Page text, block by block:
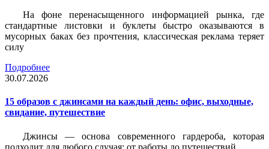
На фоне перенасыщенного информацией рынка, где
стандартные листовки и буклеты быстро оказываются в
мусорных баках без прочтения, классическая реклама теряет
силу
Подробнее
30.07.2026
15 образов с джинсами на каждый день: офис, выходные,
свидание, путешествие
Джинсы — основа современного гардероба, которая
подходит для любого случая: от работы до путешествий